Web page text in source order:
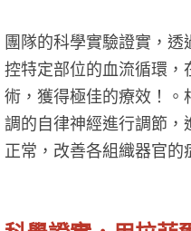
團隊的科學實驗證實，
控特定部位的血流循環
術，獲得極佳的療效！
調的自律神經進行調節
正常，改善各組織器官的